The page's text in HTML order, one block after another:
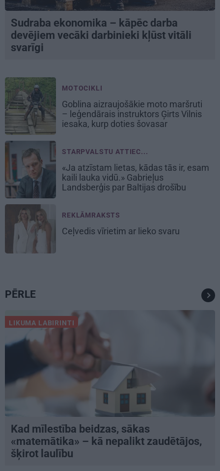
Sudraba ekonomika – kāpēc darba
devējiem vecāki darbinieki kļūst vitāli
svarīgi
MOTOCIKLI
Goblina aizraujošākie moto maršruti
– leģendārais instruktors Ģirts Vilnis
iesaka, kurp doties šovasar
STARPVALSTU ATTIEC...
«Ja atzīstam lietas, kādas tās ir, esam
kaili lauka vidū.» Gabrieļus
Landsberģis par Baltijas drošību
REKLĀMRAKSTS
Ceļvedis vīrietim ar lieko svaru
PĒRLE
LIKUMA LABIRINTI
Kad mīlestība beidzas, sākas
«matemātika» – kā nepalikt zaudētājos,
šķirot laulību